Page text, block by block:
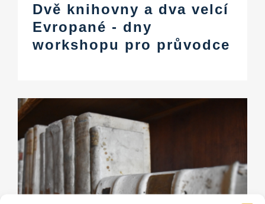
Dvě knihovny a dva velcí
Evropané - dny
workshopu pro průvodce